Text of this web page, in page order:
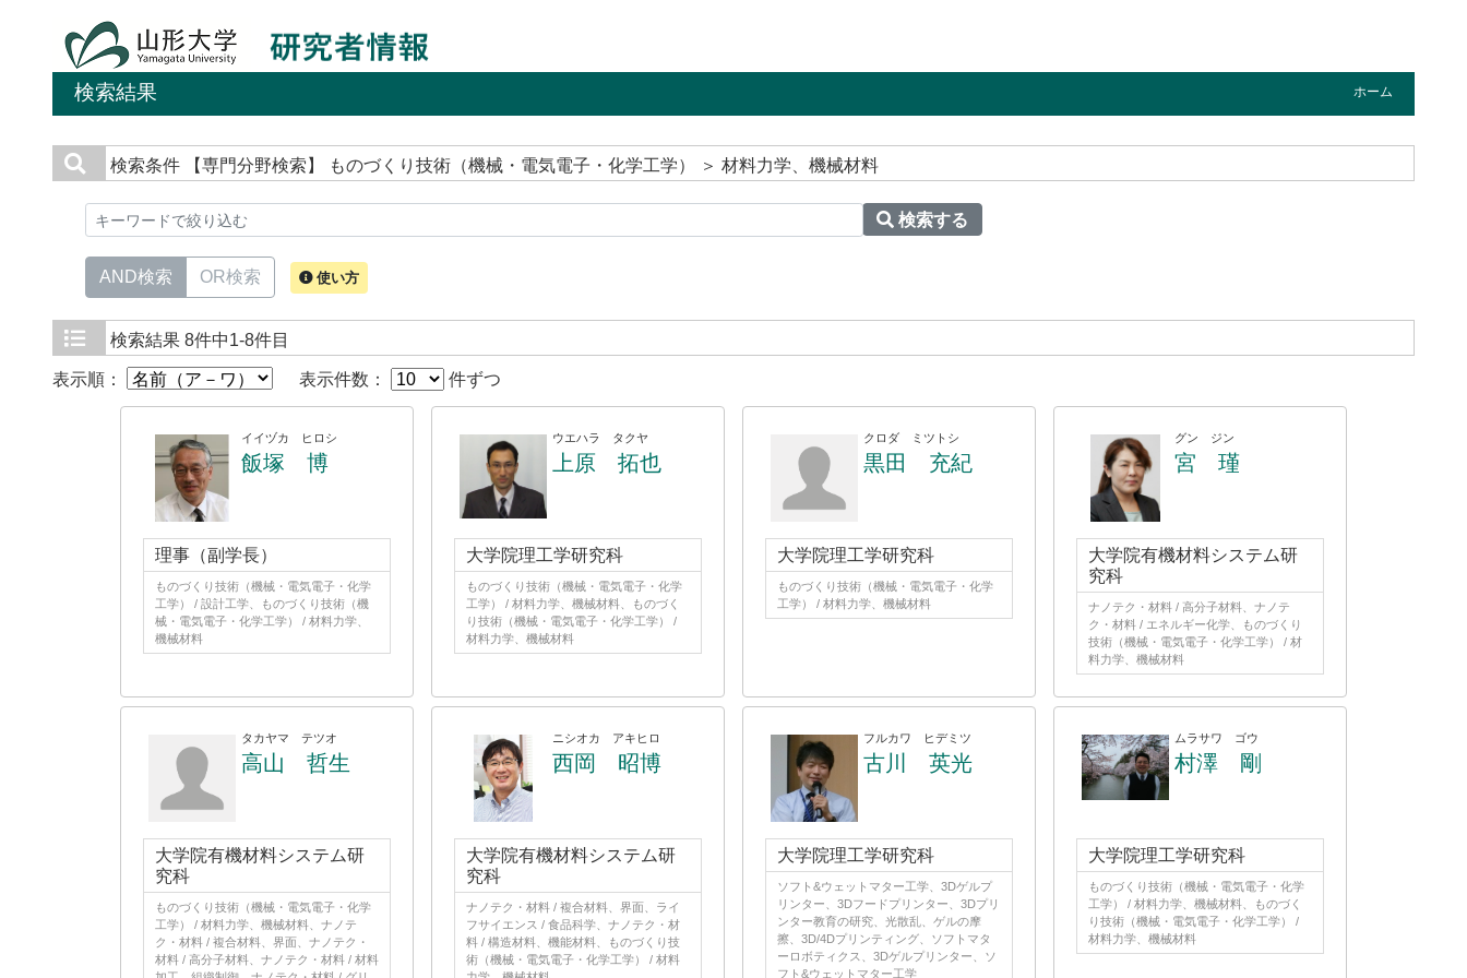
検索結果 ホーム
検索条件 【専門分野検索】 ものづくり技術（機械・電気電子・化学工学） ＞ 材料力学、機械材料
検索する
AND検索 OR検索 使い方
検索結果 8件中1-8件目
表示順： 表示件数： 件ずつ
イイヅカ ヒロシ
飯塚 博
理事（副学長）
ものづくり技術（機械・電気電子・化学
工学） / 設計工学、ものづくり技術（機
械・電気電子・化学工学） / 材料力学、
機械材料
ウエハラ タクヤ
上原 拓也
大学院理工学研究科
ものづくり技術（機械・電気電子・化学
工学） / 材料力学、機械材料、ものづく
り技術（機械・電気電子・化学工学） /
材料力学、機械材料
クロダ ミツトシ
黒田 充紀
大学院理工学研究科
ものづくり技術（機械・電気電子・化学
工学） / 材料力学、機械材料
グン ジン
宮 瑾
大学院有機材料システム研
究科
ナノテク・材料 / 高分子材料、ナノテ
ク・材料 / エネルギー化学、ものづくり
技術（機械・電気電子・化学工学） / 材
料力学、機械材料
タカヤマ テツオ
高山 哲生
大学院有機材料システム研
究科
ものづくり技術（機械・電気電子・化学
工学） / 材料力学、機械材料、ナノテ
ク・材料 / 複合材料、界面、ナノテク・
材料 / 高分子材料、ナノテク・材料 / 材料
ニシオカ アキヒロ
西岡 昭博
大学院有機材料システム研
究科
ナノテク・材料 / 複合材料、界面、ライ
フサイエンス / 食品科学、ナノテク・材
料 / 構造材料、機能材料、ものづくり技
術（機械・電気電子・化学工学） / 材料
フルカワ ヒデミツ
古川 英光
大学院理工学研究科
ソフト&ウェットマター工学、3Dゲルプ
リンター、3Dフードプリンター、3Dプリ
ンター教育の研究、光散乱、ゲルの摩
擦、3D/4Dプリンティング、ソフトマタ
ーロボティクス、3Dゲルプリンター、ソ
フト&ウェットマター工学
ムラサワ ゴウ
村澤 剛
大学院理工学研究科
ものづくり技術（機械・電気電子・化学
工学） / 材料力学、機械材料、ものづく
り技術（機械・電気電子・化学工学） /
材料力学、機械材料